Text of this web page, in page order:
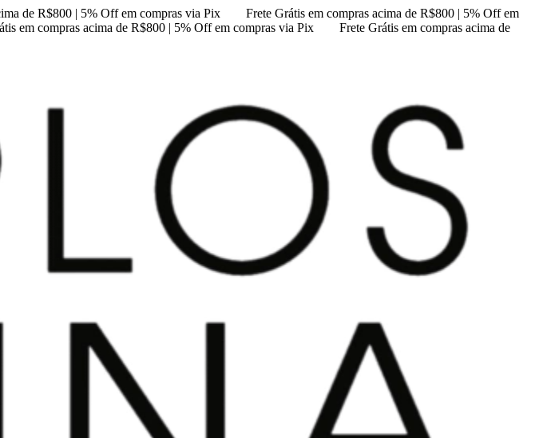
de R$800 | 5% Off em compras via Pix
Frete Grátis em compras acima de R$800 | 5% Off em
em compras acima de R$800 | 5% Off em compras via Pix
Frete Grátis em compras acima de